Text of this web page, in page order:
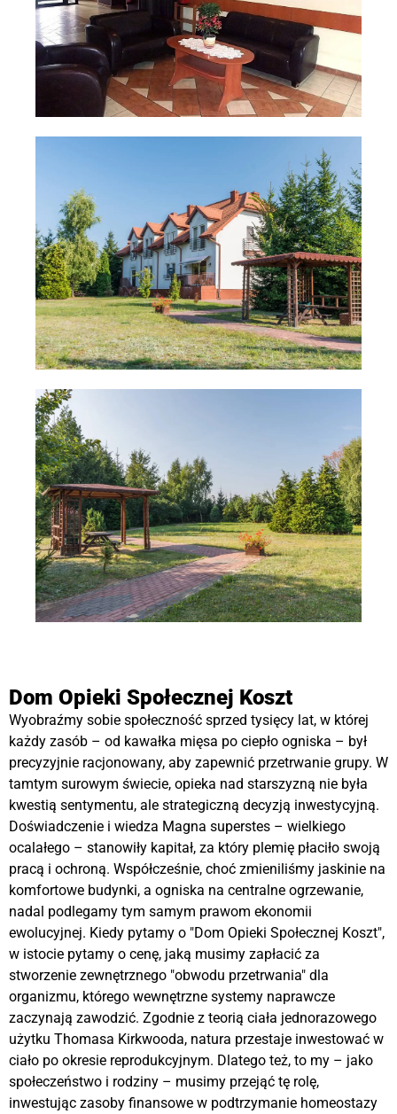
Dom Opieki Społecznej Koszt
Wyobraźmy sobie społeczność sprzed tysięcy lat, w której
każdy zasób – od kawałka mięsa po ciepło ogniska – był
precyzyjnie racjonowany, aby zapewnić przetrwanie grupy. W
tamtym surowym świecie, opieka nad starszyzną nie była
kwestią sentymentu, ale strategiczną decyzją inwestycyjną.
Doświadczenie i wiedza Magna superstes – wielkiego
ocalałego – stanowiły kapitał, za który plemię płaciło swoją
pracą i ochroną. Współcześnie, choć zmieniliśmy jaskinie na
komfortowe budynki, a ogniska na centralne ogrzewanie,
nadal podlegamy tym samym prawom ekonomii
ewolucyjnej. Kiedy pytamy o "Dom Opieki Społecznej Koszt",
w istocie pytamy o cenę, jaką musimy zapłacić za
stworzenie zewnętrznego "obwodu przetrwania" dla
organizmu, którego wewnętrzne systemy naprawcze
zaczynają zawodzić. Zgodnie z teorią ciała jednorazowego
użytku Thomasa Kirkwooda, natura przestaje inwestować w
ciało po okresie reprodukcyjnym. Dlatego też, to my – jako
społeczeństwo i rodziny – musimy przejąć tę rolę,
inwestując zasoby finansowe w podtrzymanie homeostazy